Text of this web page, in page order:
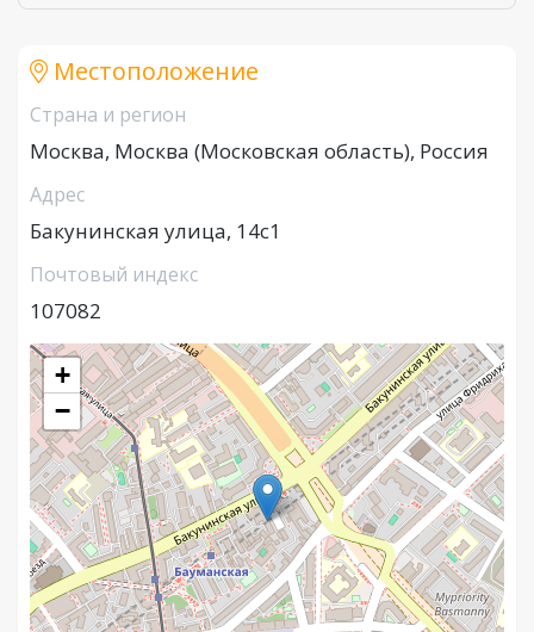
Местоположение
Страна и регион
Москва, Москва (Московская область), Россия
Адрес
Бакунинская улица, 14с1
Почтовый индекс
107082
+
−